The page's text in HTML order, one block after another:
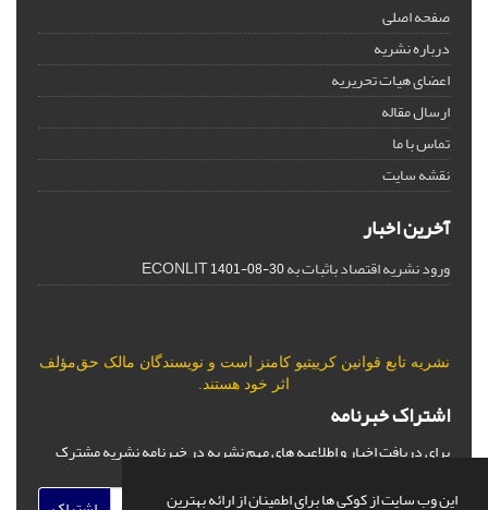
این وب سایت از کوکی ها برای اطمینان از ارائه بهترین
صفحه اصلی
درباره نشریه
اعضای هیات تحریریه
ارسال مقاله
تماس با ما
نقشه سایت
آخرین اخبار
ورود نشریه اقتصاد باثبات به ECONLIT1401-08-30
نشریه تابع قوانینکرییتیو کامنز
است و نویسندگان مالک حق‌مؤلف
اثر خود هستند.
اشتراک خبرنامه
برای دریافت اخبار و اطلاعیه های مهم نشریه در خبرنامه نشریه مشترک